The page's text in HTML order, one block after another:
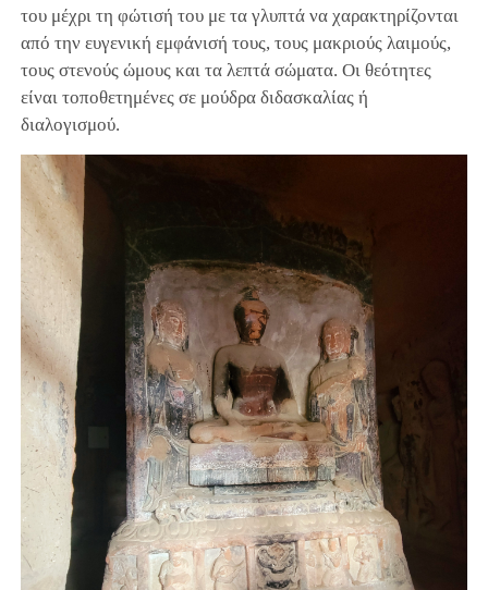
του μέχρι τη φώτισή του με τα γλυπτά να χαρακτηρίζονται
από την ευγενική εμφάνισή τους, τους μακριούς λαιμούς,
τους στενούς ώμους και τα λεπτά σώματα. Οι θεότητες
είναι τοποθετημένες σε μούδρα διδασκαλίας ή
διαλογισμού.